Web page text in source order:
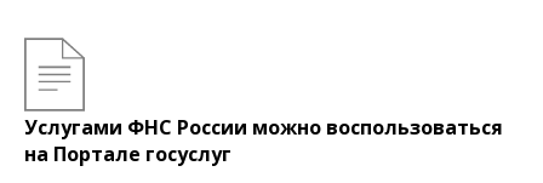
Услугами ФНС России можно воспользоваться
на Портале госуслуг